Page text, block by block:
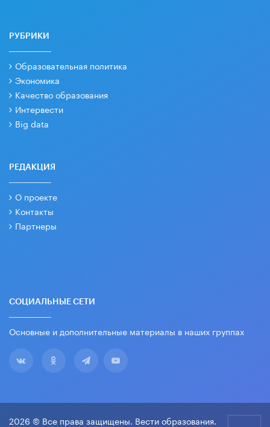
РУБРИКИ
Образовательная политика
Экономика
Качество образования
Интервести
Big data
РЕДАКЦИЯ
О проекте
Контакты
Партнеры
СОЦИАЛЬНЫЕ СЕТИ
Основные и дополнительные материалы в наших группах
2026 © Все права защищены. Вести образования.